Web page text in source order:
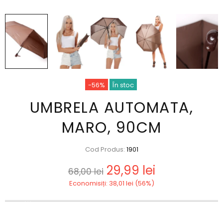
-56% În stoc
UMBRELA AUTOMATA,
MARO, 90CM
Cod Produs: 1901
68,00 lei 29,99 lei
Economisiți: 38,01 lei (56%)